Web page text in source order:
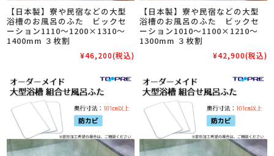
【日本製】寮や民宿などの大型
浴槽のお風呂のふた ビックセ
ーション1110～1200×1310～
1400mm ３枚割
¥46,200(税込)
【日本製】寮や民宿などの大型
浴槽のお風呂のふた ビックセ
ーション1010～1100×1210～
1300mm ３枚割
¥42,900(税込)